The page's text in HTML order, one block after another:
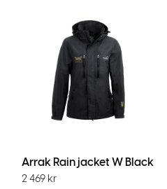
Arrak Rain jacket W Black
2 469 kr